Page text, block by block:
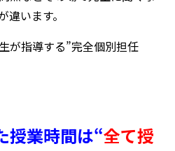
います。
が指導する”完全個別担任
授業時間は“全て授